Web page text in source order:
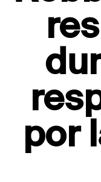
por